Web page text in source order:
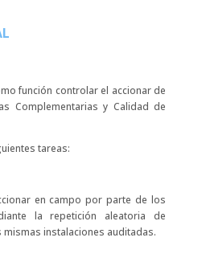
función controlar el accionar de
Complementarias y Calidad de
tareas:
en campo por parte de los
la repetición aleatoria de
instalaciones auditadas.